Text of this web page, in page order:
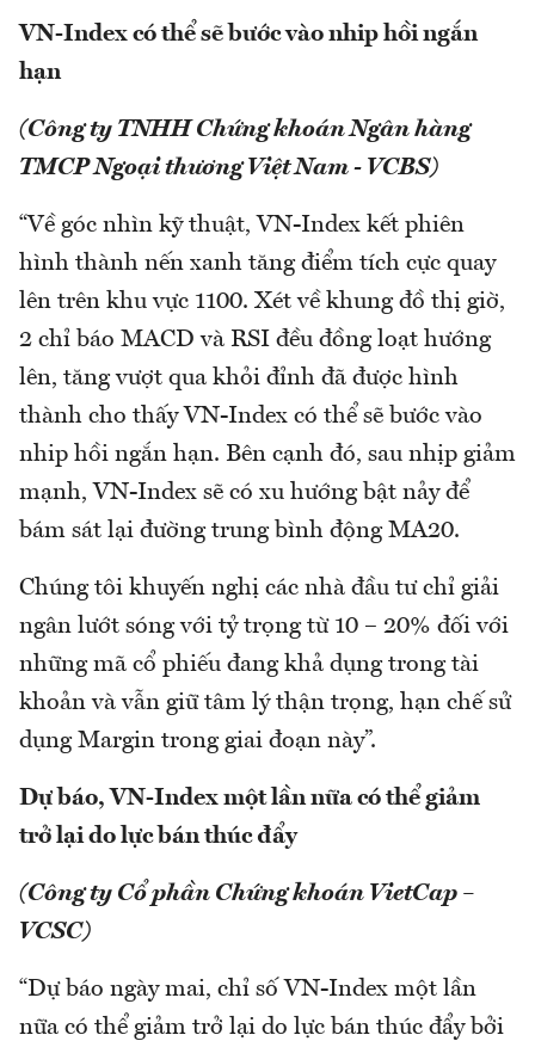
VN-Index có thể sẽ bước vào nhip hồi ngắn
hạn
(Công ty TNHH Chứng khoán Ngân hàng
TMCP Ngoại thương Việt Nam - VCBS)
“Về góc nhìn kỹ thuật, VN-Index kết phiên
hình thành nến xanh tăng điểm tích cực quay
lên trên khu vực 1100. Xét về khung đồ thị giờ,
2 chỉ báo MACD và RSI đều đồng loạt hướng
lên, tăng vượt qua khỏi đỉnh đã được hình
thành cho thấy VN-Index có thể sẽ bước vào
nhip hồi ngắn hạn. Bên cạnh đó, sau nhịp giảm
mạnh, VN-Index sẽ có xu hướng bật nảy để
bám sát lại đường trung bình động MA20.
Chúng tôi khuyến nghị các nhà đầu tư chỉ giải
ngân lướt sóng với tỷ trọng từ 10 – 20% đối với
những mã cổ phiếu đang khả dụng trong tài
khoản và vẫn giữ tâm lý thận trọng, hạn chế sử
dụng Margin trong giai đoạn này”.
Dự báo, VN-Index một lần nữa có thể giảm
trở lại do lực bán thúc đẩy
(Công ty Cổ phần Chứng khoán VietCap –
VCSC)
“Dự báo ngày mai, chỉ số VN-Index một lần
nữa có thể giảm trở lại do lực bán thúc đẩy bởi